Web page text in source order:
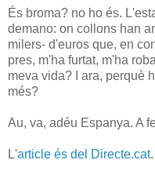
És broma? no ho és.
demano: on collons han
milers- d'euros que, en
pres, m'ha furtat, m'ha
meva vida? I ara, perquè
més?
Au, va, adéu Espanya. A
L'article és del Directe.cat.